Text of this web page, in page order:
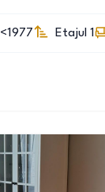
<1977 Etajul 1